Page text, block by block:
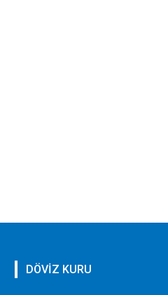
DÖVİZ KURU